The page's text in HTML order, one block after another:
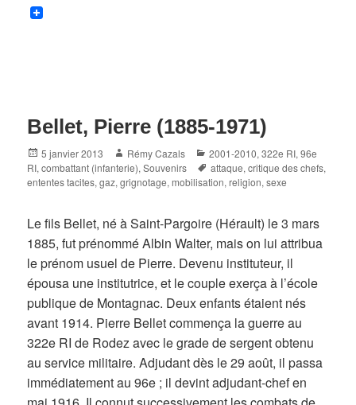
Bellet, Pierre (1885-1971)
Posted
on
5 janvier 2013 Author
Rémy Cazals Categories
2001-2010,322e RI,96e
RI,combattant (infanterie),Souvenirs Tags
attaque,critique des chefs,
ententes tacites,gaz,grignotage,mobilisation,religion,sexe
Le fils Bellet, né à Saint-Pargoire (Hérault) le 3 mars
1885, fut prénommé Albin Walter, mais on lui attribua
le prénom usuel de Pierre. Devenu instituteur, il
épousa une institutrice, et le couple exerça à l’école
publique de Montagnac. Deux enfants étaient nés
avant 1914. Pierre Bellet commença la guerre au
322e RI de Rodez avec le grade de sergent obtenu
au service militaire. Adjudant dès le 29 août, il passa
immédiatement au 96e ; il devint adjudant-chef en